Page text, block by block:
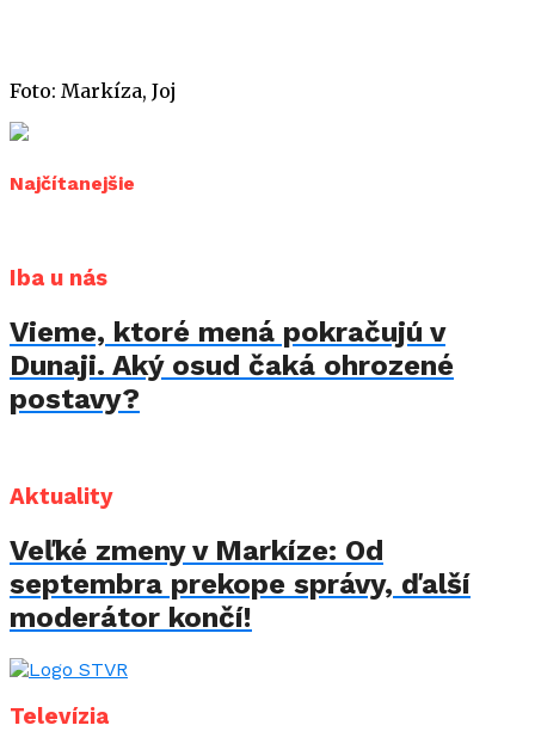
Foto: Markíza, Joj
Najčítanejšie
Iba u nás
Vieme, ktoré mená pokračujú v
Dunaji. Aký osud čaká ohrozené
postavy?
Aktuality
Veľké zmeny v Markíze: Od
septembra prekope správy, ďalší
moderátor končí!
Televízia